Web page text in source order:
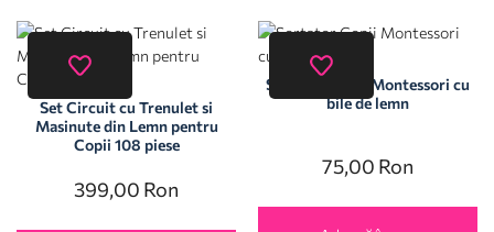
Set Circuit cu Trenulet si
Masinute din Lemn pentru
Copii 108 piese
399,00 Ron
Sortator Copii Montessori cu
bile de lemn
75,00 Ron